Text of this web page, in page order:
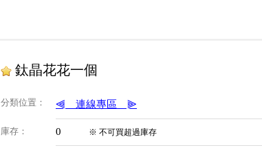
鈦晶花花一個
分類位置 ： ⫷＿連線專區＿⫸
庫存 ： 0 ※ 不可買超過庫存